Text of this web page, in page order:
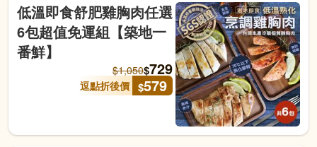
低溫即食舒肥雞胸肉任選
6包超值免運組【築地一
番鮮】
$1,050$729
逗點折後價 $579